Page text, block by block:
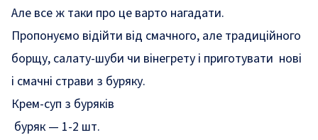
Але все ж таки про це варто нагадати.
Пропонуємо відійти від смачного, але традиційного
борщу, салату-шуби чи вінегрету і приготувати нові
і смачні страви з буряку.
Крем-суп з буряків
буряк — 1-2 шт.